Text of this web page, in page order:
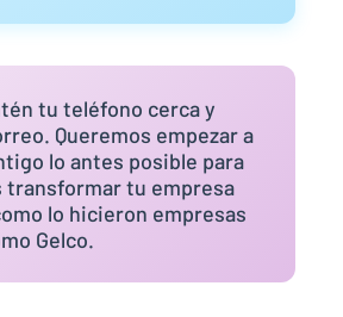
tu teléfono cerca y
Queremos empezar a
lo antes posible para
transformar tu empresa
lo hicieron empresas
Gelco.